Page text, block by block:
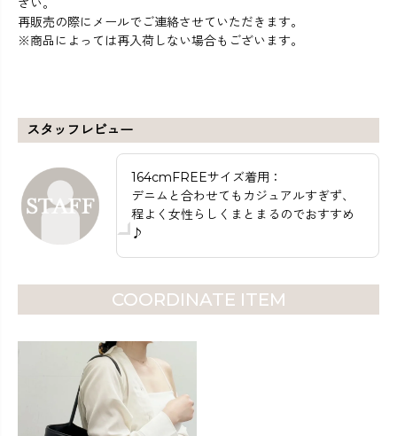
さい。
再販売の際にメールでご連絡させていただきます。
※商品によっては再入荷しない場合もございます。
スタッフレビュー
164cmFREEサイズ着用：
デニムと合わせてもカジュアルすぎず、
程よく女性らしくまとまるのでおすすめ
♪
COORDINATE ITEM